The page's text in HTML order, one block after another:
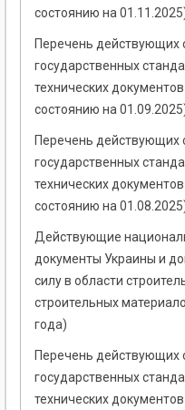
состоянию на
Перечень действующих
государственных
технических
состоянию на
Перечень действующих
государственных
технических
состоянию на
Действующие
документы Украины и
силу в области
строительных
года)
Перечень действующих
государственных
технических